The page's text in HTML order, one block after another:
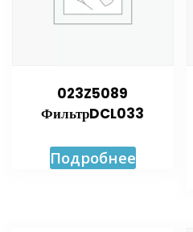
023Z5089
ФильтрDCL033
Подробнее